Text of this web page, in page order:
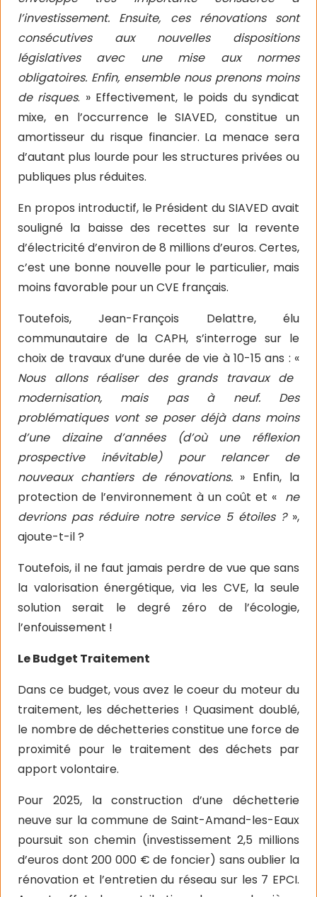
l’investissement. Ensuite, ces rénovations sont
consécutives aux nouvelles dispositions
législatives avec une mise aux normes
obligatoires. Enfin, ensemble nous prenons moins
de risques. » Effectivement, le poids du syndicat
mixe, en l’occurrence le SIAVED, constitue un
amortisseur du risque financier. La menace sera
d’autant plus lourde pour les structures privées ou
publiques plus réduites.
En propos introductif, le Président du SIAVED avait
souligné la baisse des recettes sur la revente
d’électricité d’environ de 8 millions d’euros. Certes,
c’est une bonne nouvelle pour le particulier, mais
moins favorable pour un CVE français.
Toutefois, Jean-François Delattre, élu
communautaire de la CAPH, s’interroge sur le
choix de travaux d’une durée de vie à 10-15 ans : «
Nous allons réaliser des grands travaux de
modernisation, mais pas à neuf. Des
problématiques vont se poser déjà dans moins
d’une dizaine d’années (d’où une réflexion
prospective inévitable) pour relancer de
nouveaux chantiers de rénovations. » Enfin, la
protection de l’environnement à un coût et « ne
devrions pas réduire notre service 5 étoiles ? »,
ajoute-t-il ?
Toutefois, il ne faut jamais perdre de vue que sans
la valorisation énergétique, via les CVE, la seule
solution serait le degré zéro de l’écologie,
l’enfouissement !
Le Budget Traitement
Dans ce budget, vous avez le coeur du moteur du
traitement, les déchetteries ! Quasiment doublé,
le nombre de déchetteries constitue une force de
proximité pour le traitement des déchets par
apport volontaire.
Pour 2025, la construction d’une déchetterie
neuve sur la commune de Saint-Amand-les-Eaux
poursuit son chemin (investissement 2,5 millions
d’euros dont 200 000 € de foncier) sans oublier la
rénovation et l’entretien du réseau sur les 7 EPCI.